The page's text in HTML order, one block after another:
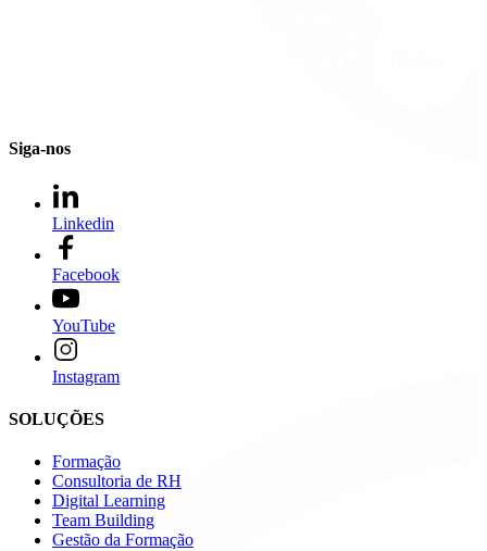
Siga-nos
Linkedin
Facebook
YouTube
Instagram
SOLUÇÕES
Formação
Consultoria de RH
Digital Learning
Team Building
Gestão da Formação